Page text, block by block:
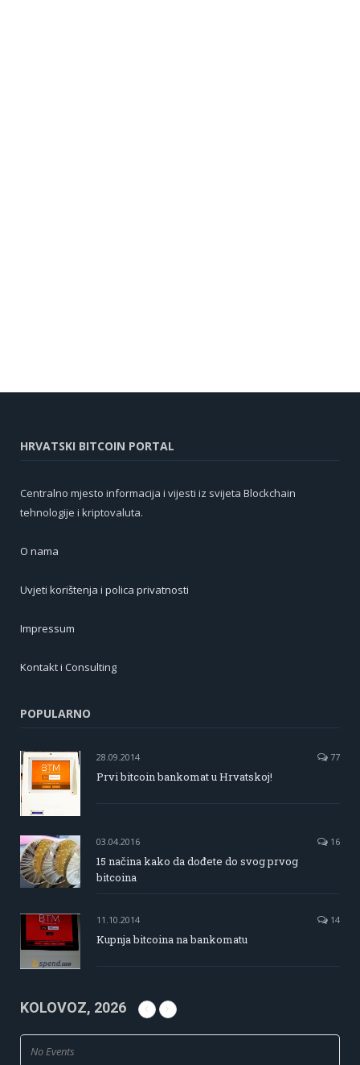
HRVATSKI BITCOIN PORTAL
Centralno mjesto informacija i vijesti iz svijeta Blockchain
tehnologije i kriptovaluta.
O nama
Uvjeti korištenja i polica privatnosti
Impressum
Kontakt i Consulting
POPULARNO
28.09.2014 77
Prvi bitcoin bankomat u Hrvatskoj!
03.04.2016 16
15 načina kako da dođete do svog prvog
bitcoina
11.10.2014 14
Kupnja bitcoina na bankomatu
KOLOVOZ, 2026
No Events